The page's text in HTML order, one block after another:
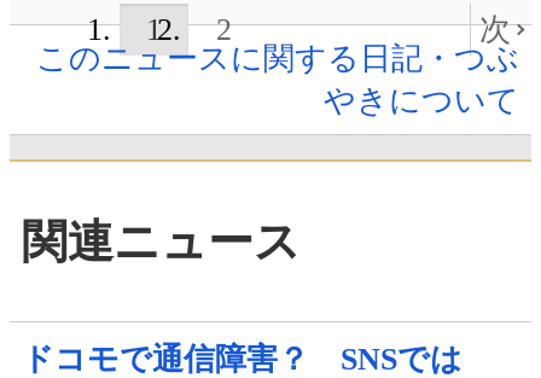
1 2
次
このニュースに関する日記・つぶ
やきについて
関連ニュース
ドコモで通信障害？ SNSでは